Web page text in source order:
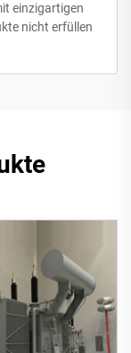
einzigartigen
nicht erfüllen